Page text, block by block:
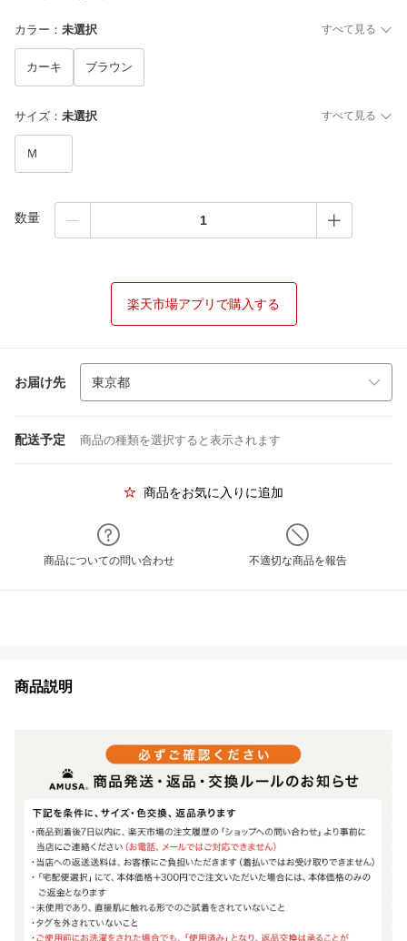
カラー ： 未選択 すべて見る
カーキ ブラウン
サイズ ： 未選択 すべて見る
Ｍ
数量
楽天市場アプリで購入する
お届け先
配送予定 商品の種類を選択すると表示されます
商品をお気に入りに追加
商品についての問い合わせ 不適切な商品を報告
商品説明